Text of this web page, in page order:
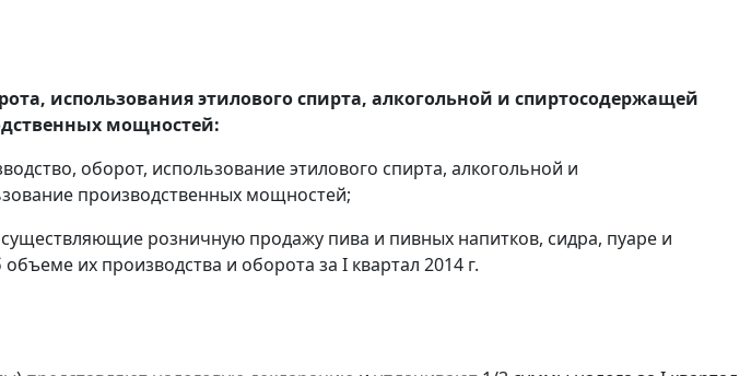
использования этилового спирта, алкогольной и спиртосодержащей
мощностей:
оборот, использование этилового спирта, алкогольной и
производственных мощностей;
розничную продажу пива и пивных напитков, сидра, пуаре и
их производства и оборота за I квартал 2014 г.